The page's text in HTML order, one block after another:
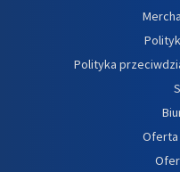
Polityka
Oferta